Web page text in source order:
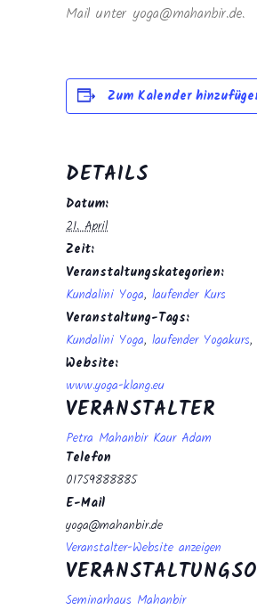
Mail unter yoga@mahanbir.de.
Zum Kalender
DETAILS
Datum:
21. April
Zeit:
Veranstaltungskategorien:
Kundalini Yoga, laufender Kurs
Veranstaltung-Tags:
Kundalini Yoga, laufender Yogakurs,
Website:
www.yoga-klang.eu
Seminarhaus Mahanbir
VERANSTALTER
Petra Mahanbir Kaur Adam
Telefon
01759888885
E-Mail
yoga@mahanbir.de
Veranstalter-Website anzeigen